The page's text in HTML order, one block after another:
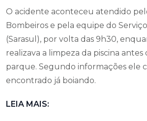
O acidente aconteceu atendido
Bombeiros e pela equipe do
(Sarasul), por volta das 9h30,
realizava a limpeza da piscina
parque. Segundo informações ele
encontrado já boiando.
LEIA MAIS: